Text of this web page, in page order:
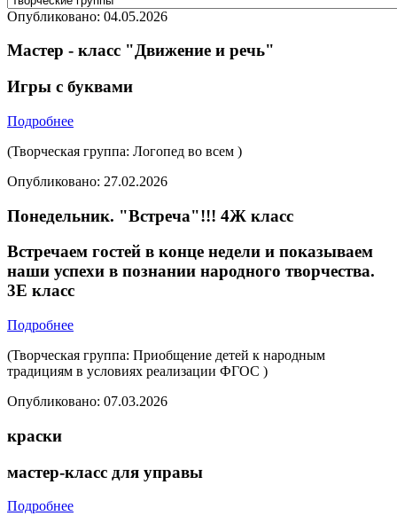
Опубликовано: 04.05.2026
Мастер - класс "Движение и речь"
Игры с буквами
Подробнее
(Творческая группа: Логопед во всем )
Опубликовано: 27.02.2026
Понедельник. "Встреча"!!! 4Ж класс
Встречаем гостей в конце недели и показываем
наши успехи в познании народного творчества.
3Е класс
Подробнее
(Творческая группа: Приобщение детей к народным
традициям в условиях реализации ФГОС )
Опубликовано: 07.03.2026
краски
мастер-класс для управы
Подробнее